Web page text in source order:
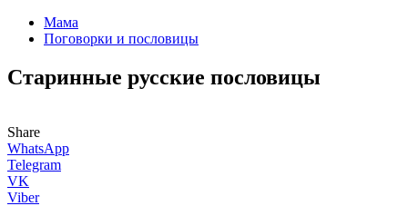
Мама
Поговорки и пословицы
Старинные русские пословицы
Share
WhatsApp
Telegram
VK
Viber